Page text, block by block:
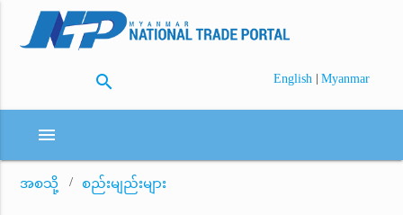
search English | Myanmar
menu
အစသို့ စည်းမျည်းများ